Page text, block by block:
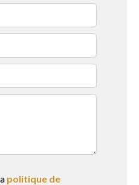
politique de